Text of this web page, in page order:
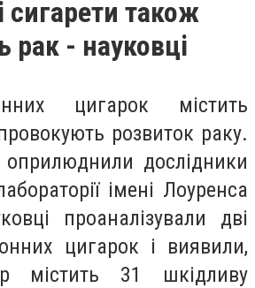
сигарети також
рак - науковці
цигарок містить
розвиток раку.
оприлюднили дослідники
імені Лоуренса
проаналізували дві
цигарок і виявили,
містить 31 шкідливу